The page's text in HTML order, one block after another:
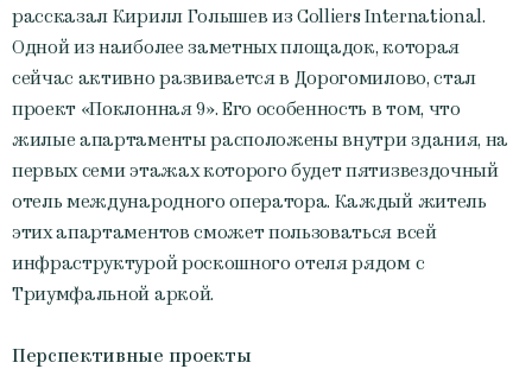
рассказал Кирилл Голышев из Colliers International.
Одной из наиболее заметных площадок, которая
сейчас активно развивается в Дорогомилово, стал
проект «Поклонная 9». Его особенность в том, что
жилые апартаменты расположены внутри здания, на
первых семи этажах которого будет пятизвездочный
отель международного оператора. Каждый житель
этих апартаментов сможет пользоваться всей
инфраструктурой роскошного отеля рядом с
Триумфальной аркой.
Перспективные проекты